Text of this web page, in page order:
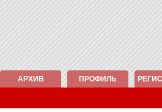
АРХИВ ПРОФИЛЬ